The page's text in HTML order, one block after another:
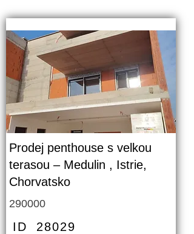
Prodej penthouse s velkou
terasou – Medulin , Istrie,
Chorvatsko
290000
ID 28029